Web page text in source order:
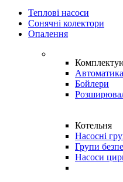
Теплові насоси
Сонячні колектори
Опалення
Автоматика
Бойлери
Котельня
Насосні
Групи
Насоси